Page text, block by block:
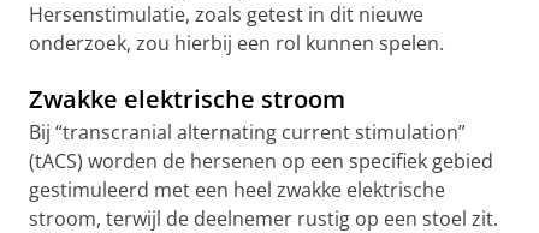
Hersenstimulatie, zoals getest in dit nieuwe
onderzoek, zou hierbij een rol kunnen spelen.
Zwakke elektrische stroom
Bij “transcranial alternating current stimulation”
(tACS) worden de hersenen op een specifiek gebied
gestimuleerd met een heel zwakke elektrische
stroom, terwijl de deelnemer rustig op een stoel zit.